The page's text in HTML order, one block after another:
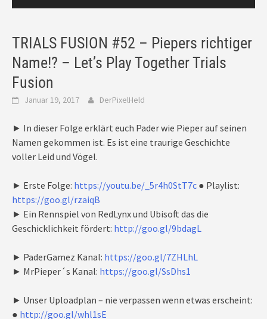
TRIALS FUSION #52 – Piepers richtiger
Name!? – Let’s Play Together Trials
Fusion
Januar 19, 2017 DerPixelHeld
► In dieser Folge erklärt euch Pader wie Pieper auf seinen
Namen gekommen ist. Es ist eine traurige Geschichte
voller Leid und Vögel.
► Erste Folge: https://youtu.be/_5r4h0StT7c ● Playlist:
https://goo.gl/rzaiqB
► Ein Rennspiel von RedLynx und Ubisoft das die
Geschicklichkeit fördert: http://goo.gl/9bdagL
► PaderGamez Kanal: https://goo.gl/7ZHLhL
► MrPieper´s Kanal: https://goo.gl/SsDhs1
► Unser Uploadplan – nie verpassen wenn etwas erscheint:
● http://goo.gl/whl1sE